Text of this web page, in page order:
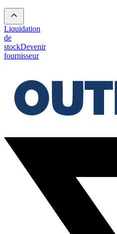
Liquidation
de
stockDevenir
fournisseur